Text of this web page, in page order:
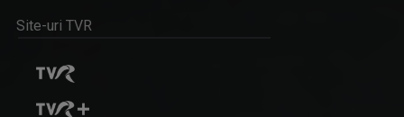
Site-uri TVR